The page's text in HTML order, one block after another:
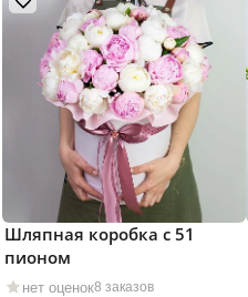
нет оценок8 заказов
Шляпная коробка с 51
пионом